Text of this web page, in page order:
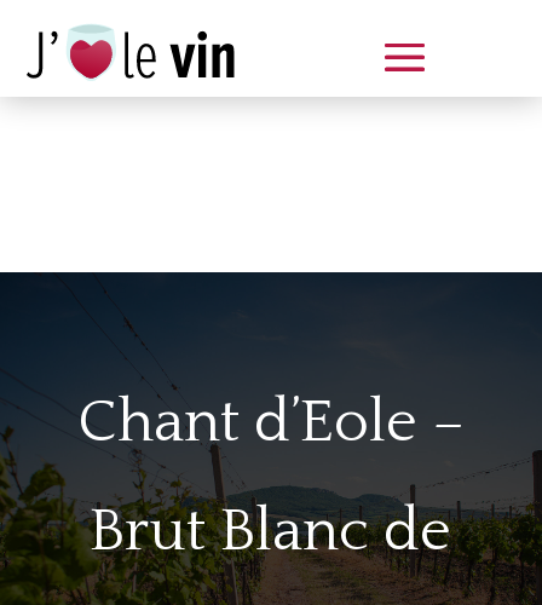
Chant d’Eole –
Brut Blanc de